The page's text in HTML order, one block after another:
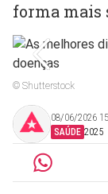
forma mais
© Shutterstock
08/06/2026
SAÚDE 2025